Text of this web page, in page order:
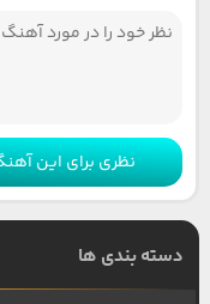
نظری برای این
دسته بندی ها